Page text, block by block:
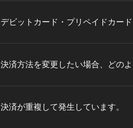
デビットカード・プリペイドカー
決済方法を変更したい場合、どの
決済が重複して発生しています。